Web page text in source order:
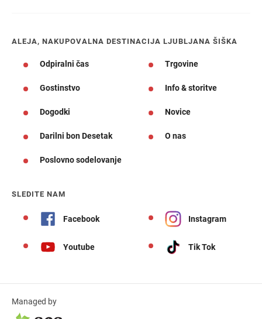
ALEJA, NAKUPOVALNA DESTINACIJA LJUBLJANA ŠIŠKA
Odpiralni čas Trgovine
Gostinstvo Info & storitve
Dogodki Novice
Darilni bon Desetak O nas
Poslovno sodelovanje
SLEDITE NAM
Facebook Instagram
Youtube Tik Tok
Managed by